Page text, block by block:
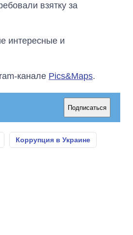
взятку за
интересные и
канале Pics&Maps.
Подписаться
Коррупция в Украине